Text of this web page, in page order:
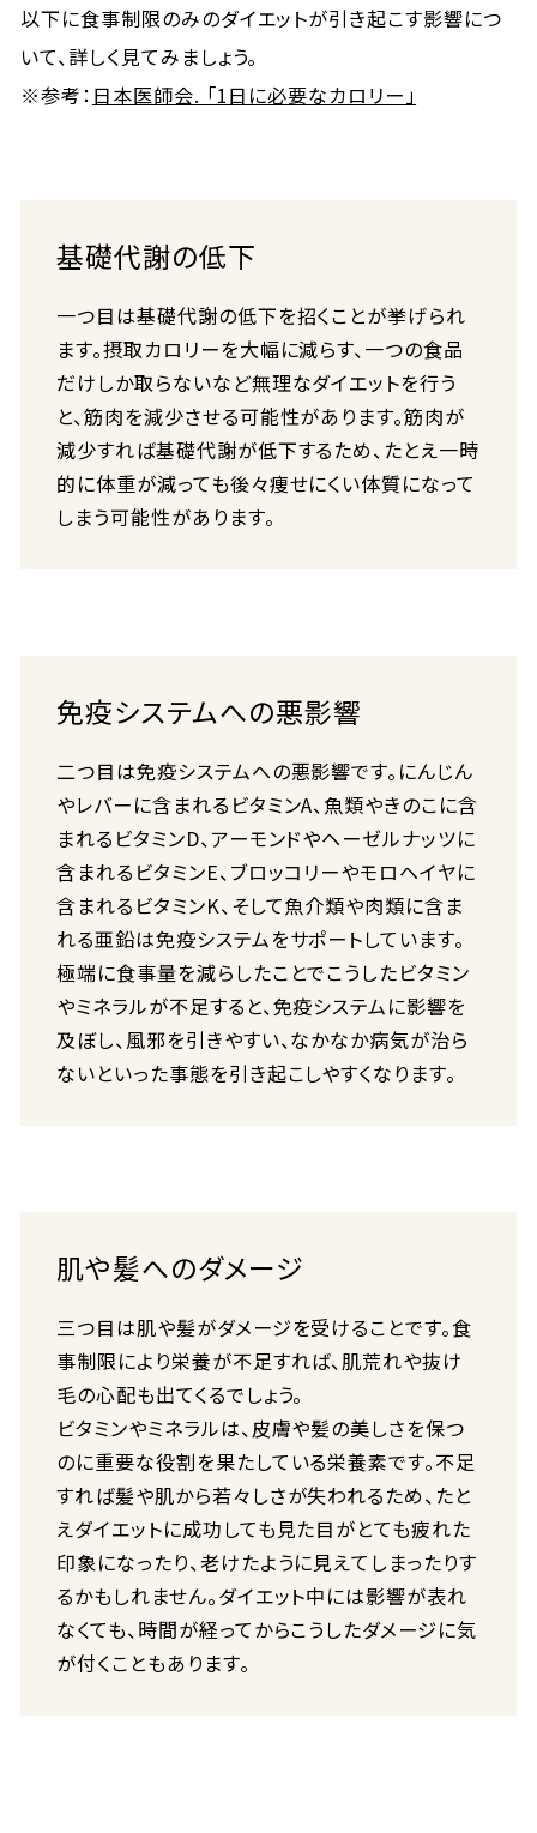
以下に食事制限のみのダイエットが引き起こす影響につ
いて、詳しく見てみましょう。
※参考： 日本医師会. 「1日に必要なカロリー」
基礎代謝の低下
一つ目は基礎代謝の低下を招くことが挙げられ
ます。摂取カロリーを大幅に減らす、一つの食品
だけしか取らないなど無理なダイエットを行う
と、筋肉を減少させる可能性があります。筋肉が
減少すれば基礎代謝が低下するため、たとえ一時
的に体重が減っても後々痩せにくい体質になって
しまう可能性があります。
免疫システムへの悪影響
二つ目は免疫システムへの悪影響です。にんじん
やレバーに含まれるビタミンA、魚類やきのこに含
まれるビタミンD、アーモンドやヘーゼルナッツに
含まれるビタミンE、ブロッコリーやモロヘイヤに
含まれるビタミンK、そして魚介類や肉類に含ま
れる亜鉛は免疫システムをサポートしています。
極端に食事量を減らしたことでこうしたビタミン
やミネラルが不足すると、免疫システムに影響を
及ぼし、風邪を引きやすい、なかなか病気が治ら
ないといった事態を引き起こしやすくなります。
肌や髪へのダメージ
三つ目は肌や髪がダメージを受けることです。食
事制限により栄養が不足すれば、肌荒れや抜け
毛の心配も出てくるでしょう。
ビタミンやミネラルは、皮膚や髪の美しさを保つ
のに重要な役割を果たしている栄養素です。不足
すれば髪や肌から若々しさが失われるため、たと
えダイエットに成功しても見た目がとても疲れた
印象になったり、老けたように見えてしまったりす
るかもしれません。ダイエット中には影響が表れ
なくても、時間が経ってからこうしたダメージに気
が付くこともあります。